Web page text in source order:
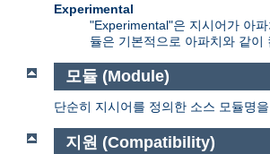
Experimental
"Experimental"은 지시어가 아
듈은 기본적으로 아파치와 같이
모듈 (Module)
단순히 지시어를 정의한 소스 모듈명을
지원 (Compatibility)